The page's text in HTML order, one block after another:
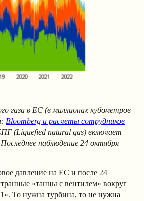
газа в ЕС (в миллионах кубометров
Bloomberg и расчеты сотрудников
(Liquefied natural gas) включает
наблюдение 24 октября
давление на ЕС и после 24
«танцы с вентилем» вокруг
То нужна турбина, то не нужна